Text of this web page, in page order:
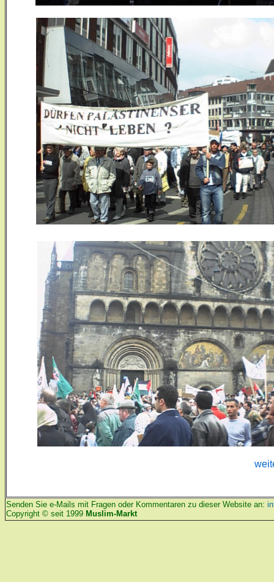
Senden Sie e-Mails mit Fragen oder Kommentaren zu dieser Website an:
Copyright © seit 1999 Muslim-Markt